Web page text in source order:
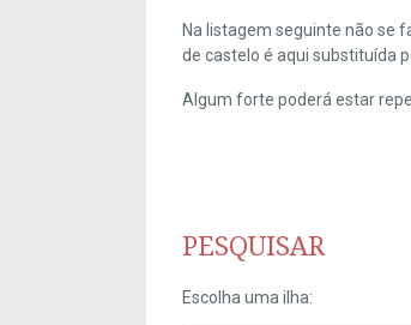
Na listagem seguinte não se
de castelo é aqui substituída
Algum forte poderá estar
PESQUISAR
Escolha uma ilha: